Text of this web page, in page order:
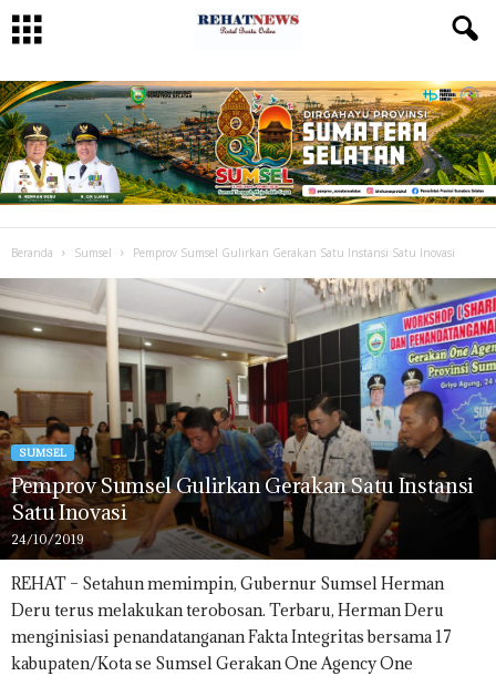
Beranda Sumsel Pemprov Sumsel Gulirkan Gerakan Satu Instansi Satu Inovasi
SUMSEL
Pemprov Sumsel Gulirkan Gerakan Satu Instansi
Satu Inovasi
24/10/2019
REHAT – Setahun memimpin, Gubernur Sumsel Herman
Deru terus melakukan terobosan. Terbaru, Herman Deru
menginisiasi penandatanganan Fakta Integritas bersama 17
kabupaten/Kota se Sumsel Gerakan One Agency One